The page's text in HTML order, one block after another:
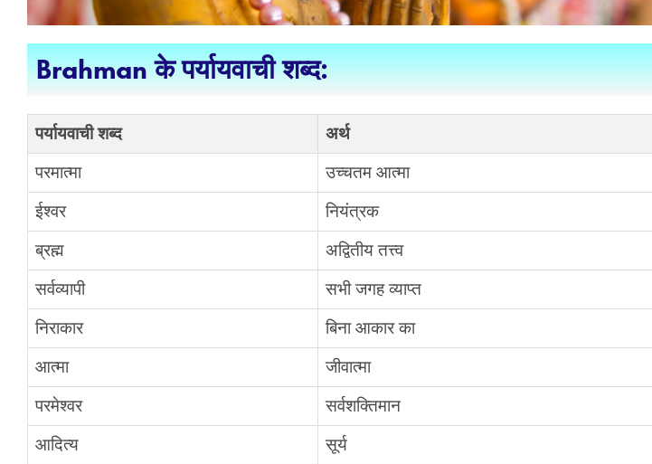
Brahman के पर्यायवाची शब्द:
पर्यायवाची शब्द
अर्थ
परमात्मा
उच्चतम आत्मा
ईश्वर
नियंत्रक
ब्रह्म
अद्वितीय तत्त्व
सर्वव्यापी
सभी जगह व्याप्त
निराकार
बिना आकार का
आत्मा
जीवात्मा
परमेश्वर
सर्वशक्तिमान
आदित्य
सूर्य